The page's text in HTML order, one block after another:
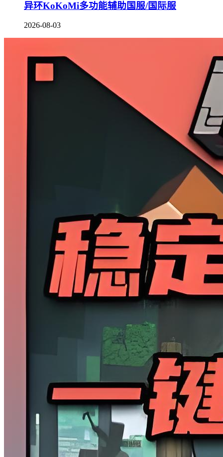
异环KoKoMi多功能辅助国服/国际服
2026-08-03